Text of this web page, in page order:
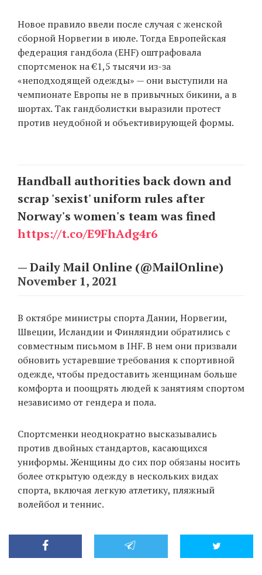
Новое правило ввели после случая с женской
сборной Норвегии в июле. Тогда Европейская
федерация гандбола (EHF) оштрафовала
спортсменок на €1,5 тысячи из-за
«неподходящей одежды» — они выступили на
чемпионате Европы не в привычных бикини, а в
шортах. Так гандболистки выразили протест
против неудобной и объективирующей формы.
Handball authorities back down and
scrap 'sexist' uniform rules after
Norway's women's team was fined
https://t.co/E9FhAdg4r6
— Daily Mail Online (@MailOnline)
November 1, 2021
В октябре министры спорта Дании, Норвегии,
Швеции, Исландии и Финляндии обратились с
совместным письмом в IHF. В нем они призвали
обновить устаревшие требования к спортивной
одежде, чтобы предоставить женщинам больше
комфорта и поощрять людей к занятиям спортом
независимо от гендера и пола.
Спортсменки неоднократно высказывались
против двойных стандартов, касающихся
униформы. Женщины до сих пор обязаны носить
более открытую одежду в нескольких видах
спорта, включая легкую атлетику, пляжный
волейбол и теннис.